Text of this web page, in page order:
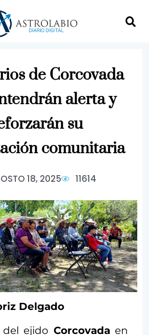
de Corcovada
alerta y
su
comunitaria
18, 2025 11614
Delgado
del ejido Corcovada en